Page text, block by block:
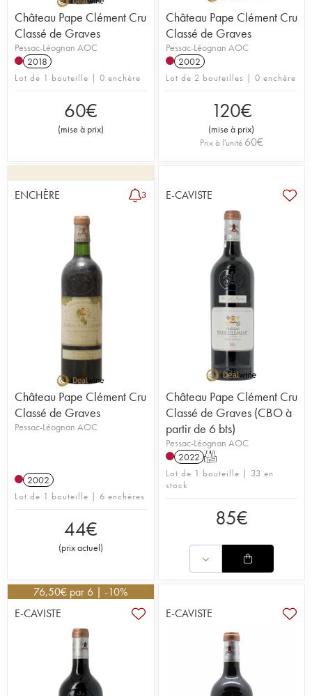
Château Pape Clément Cru
Classé de Graves
Pessac-Léognan AOC
2018
Lot de 1 bouteille | 0 enchère
60€
(mise à prix)
Château Pape Clément Cru
Classé de Graves
Pessac-Léognan AOC
2002
Lot de 2 bouteilles | 0 enchère
120€
(mise à prix)
Prix à l'unité 60€
ENCHÈRE 3
Château Pape Clément Cru
Classé de Graves
Pessac-Léognan AOC
2002
Lot de 1 bouteille | 6 enchères
44€
(prix actuel)
E-CAVISTE
Château Pape Clément Cru
Classé de Graves (CBO à
partir de 6 bts)
Pessac-Léognan AOC
2022 T
Lot de 1 bouteille | 33 en
stock
85€
76,50€ par 6 | -10%
E-CAVISTE
E-CAVISTE